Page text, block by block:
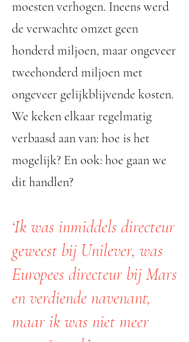
moesten verhogen. Ineens werd
de verwachte omzet geen
honderd miljoen, maar ongeveer
tweehonderd miljoen met
ongeveer gelijkblijvende kosten.
We keken elkaar regelmatig
verbaasd aan van: hoe is het
mogelijk? En ook: hoe gaan we
dit handlen?
‘Ik was inmiddels directeur
geweest bij Unilever, was
Europees directeur bij Mars
en verdiende navenant,
maar ik was niet meer